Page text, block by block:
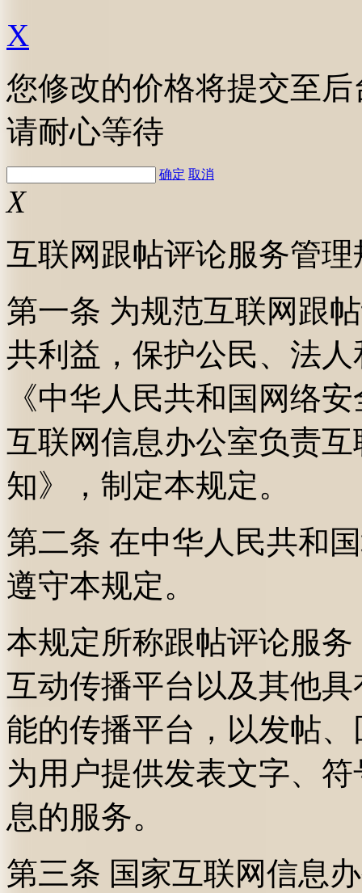
X
您修改的价格将提交至
请耐心等待
确定 取消
X
互联网跟帖评论服务管理
第一条 为规范互联网跟
共利益，保护公民、法
《中华人民共和国网络
互联网信息办公室负责
知》，制定本规定。
第二条 在中华人民共和
遵守本规定。
本规定所称跟帖评论服
互动传播平台以及其他
能的传播平台，以发帖
为用户提供发表文字、
息的服务。
第三条 国家互联网信息